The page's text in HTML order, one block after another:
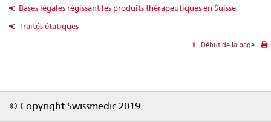
Bases légales régissant les produits thérapeutiques en Suisse
Traités étatiques
Début de la page
© Copyright Swissmedic 2019